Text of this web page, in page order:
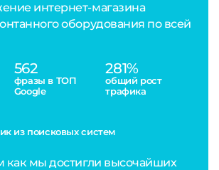
интернет-магазина
оборудования по всей
562
фразы в ТОП
Google
281%
общий рост
трафика
из поисковых систем
как мы достигли высочайших